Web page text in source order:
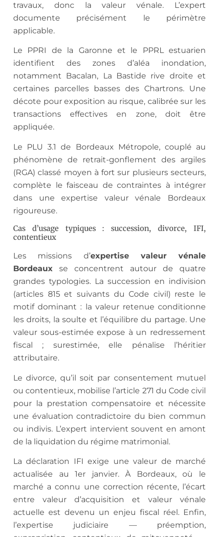
travaux, donc la valeur vénale. L’expert
documente précisément le périmètre
applicable.
Le PPRI de la Garonne et le PPRL estuarien
identifient des zones d’aléa inondation,
notamment Bacalan, La Bastide rive droite et
certaines parcelles basses des Chartrons. Une
décote pour exposition au risque, calibrée sur les
transactions effectives en zone, doit être
appliquée.
Le PLU 3.1 de Bordeaux Métropole, couplé au
phénomène de retrait-gonflement des argiles
(RGA) classé moyen à fort sur plusieurs secteurs,
complète le faisceau de contraintes à intégrer
dans une expertise valeur vénale Bordeaux
rigoureuse.
Cas d’usage typiques : succession, divorce, IFI,
contentieux
Les missions d’expertise valeur vénale
Bordeaux se concentrent autour de quatre
grandes typologies. La succession en indivision
(articles 815 et suivants du Code civil) reste le
motif dominant : la valeur retenue conditionne
les droits, la soulte et l’équilibre du partage. Une
valeur sous-estimée expose à un redressement
fiscal ; surestimée, elle pénalise l’héritier
attributaire.
Le divorce, qu’il soit par consentement mutuel
ou contentieux, mobilise l’article 271 du Code civil
pour la prestation compensatoire et nécessite
une évaluation contradictoire du bien commun
ou indivis. L’expert intervient souvent en amont
de la liquidation du régime matrimonial.
La déclaration IFI exige une valeur de marché
actualisée au 1er janvier. À Bordeaux, où le
marché a connu une correction récente, l’écart
entre valeur d’acquisition et valeur vénale
actuelle est devenu un enjeu fiscal réel. Enfin,
l’expertise judiciaire — préemption,